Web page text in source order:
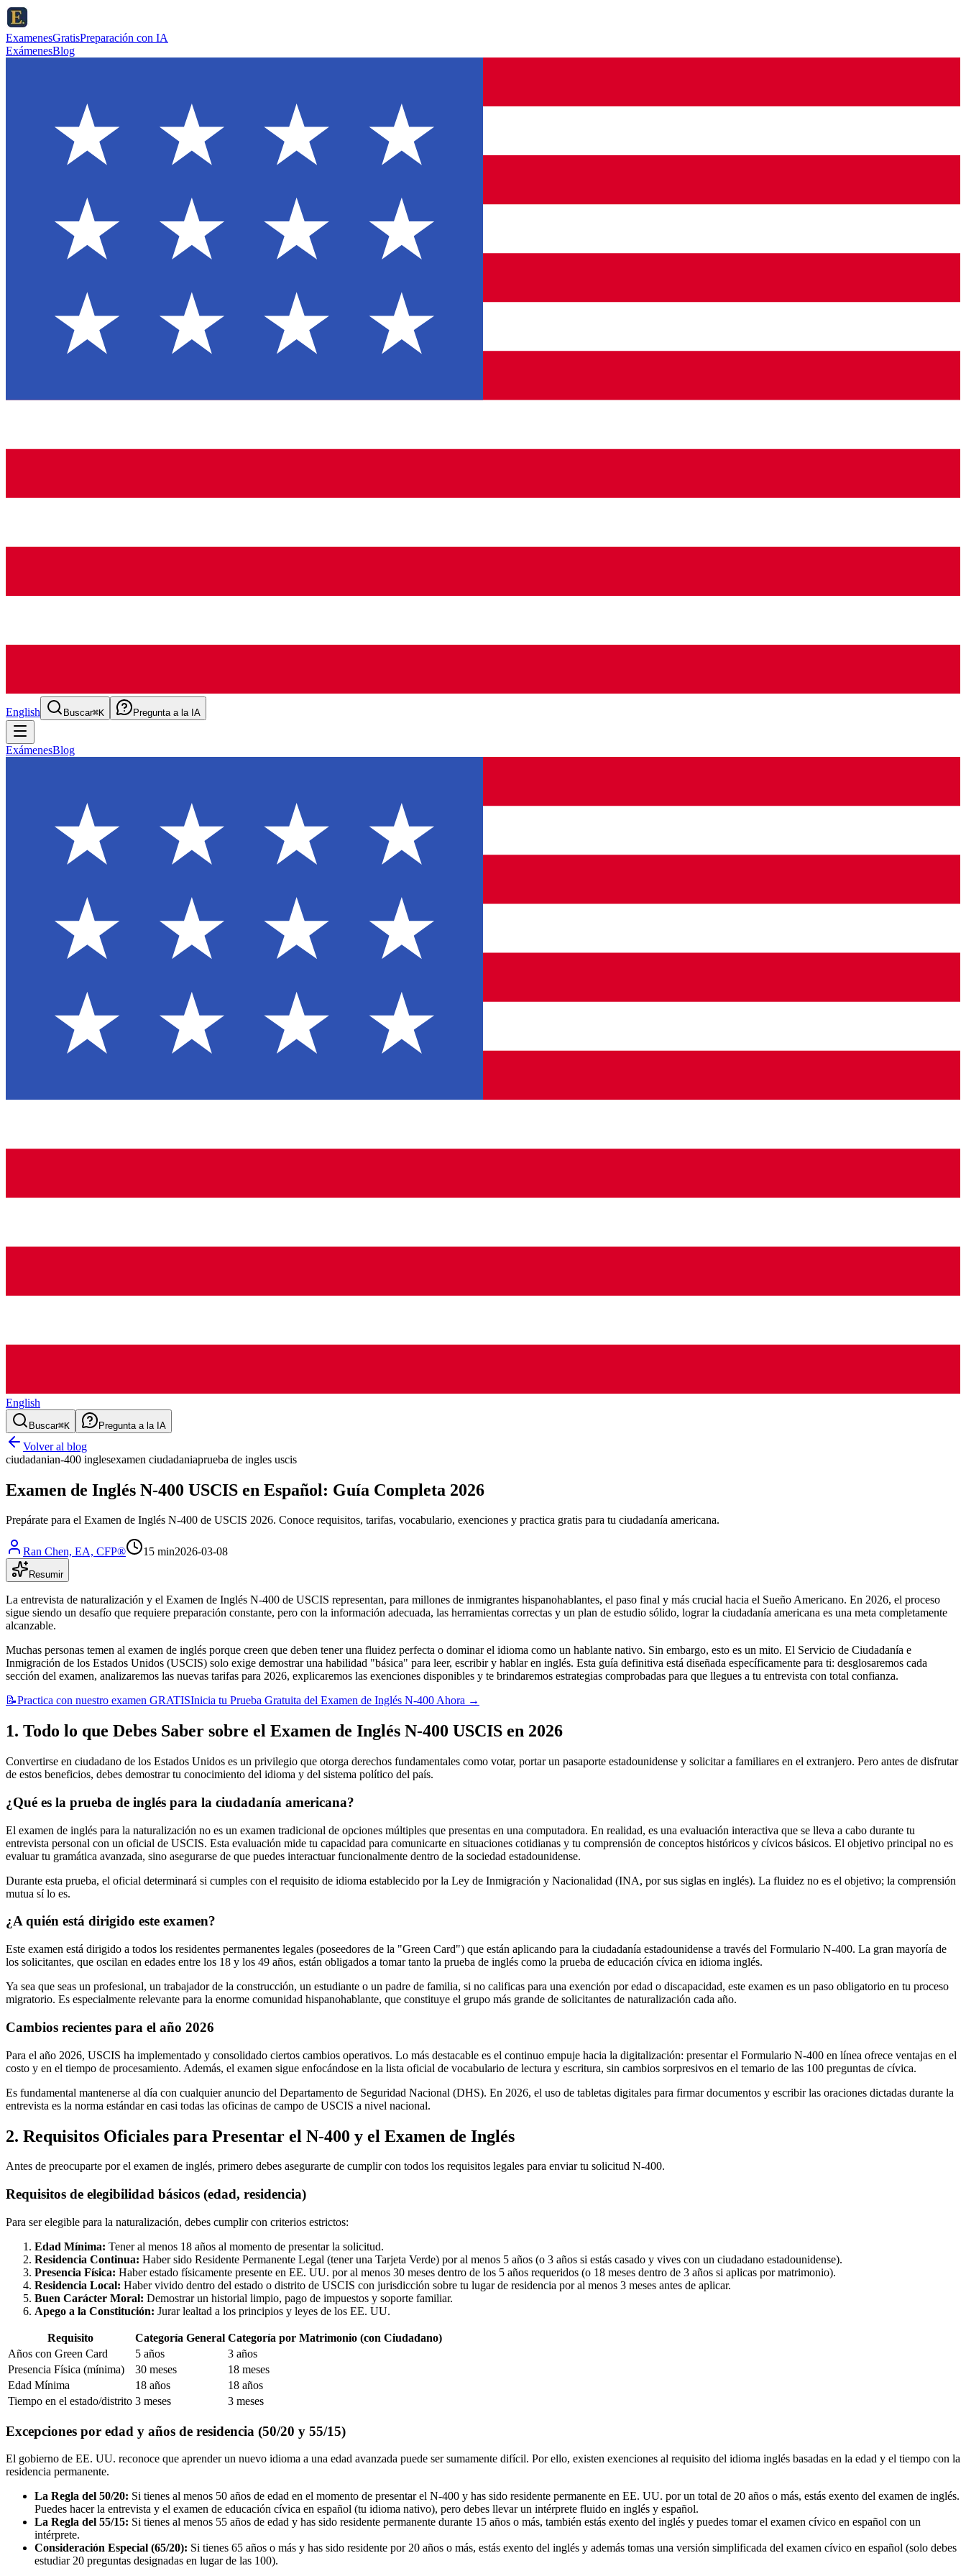
ExamenesGratisPreparación con IA
ExámenesBlog
English Buscar⌘K Pregunta a la IA
ExámenesBlog
English
Buscar⌘K Pregunta a la IA
Volver al blog
ciudadanian-400 inglesexamen ciudadaniaprueba de ingles uscis
Examen de Inglés N-400 USCIS en Español: Guía Completa 2026
Prepárate para el Examen de Inglés N-400 de USCIS 2026. Conoce requisitos, tarifas, vocabulario, exenciones y practica gratis para tu ciudadanía americana.
Ran Chen, EA, CFP® 15 min2026-03-08
Resumir
La entrevista de naturalización y el Examen de Inglés N-400 de USCIS representan, para millones de inmigrantes hispanohablantes, el paso final y más crucial hacia el Sueño Americano. En 2026, el proceso
sigue siendo un desafío que requiere preparación constante, pero con la información adecuada, las herramientas correctas y un plan de estudio sólido, lograr la ciudadanía americana es una meta completamente
alcanzable.
Muchas personas temen al examen de inglés porque creen que deben tener una fluidez perfecta o dominar el idioma como un hablante nativo. Sin embargo, esto es un mito. El Servicio de Ciudadanía e
Inmigración de los Estados Unidos (USCIS) solo exige demostrar una habilidad "básica" para leer, escribir y hablar en inglés. Esta guía definitiva está diseñada específicamente para ti: desglosaremos cada
sección del examen, analizaremos las nuevas tarifas para 2026, explicaremos las exenciones disponibles y te brindaremos estrategias comprobadas para que llegues a tu entrevista con total confianza.
📝Practica con nuestro examen GRATISInicia tu Prueba Gratuita del Examen de Inglés N-400 Ahora →
1. Todo lo que Debes Saber sobre el Examen de Inglés N-400 USCIS en 2026
Convertirse en ciudadano de los Estados Unidos es un privilegio que otorga derechos fundamentales como votar, portar un pasaporte estadounidense y solicitar a familiares en el extranjero. Pero antes de disfrutar
de estos beneficios, debes demostrar tu conocimiento del idioma y del sistema político del país.
¿Qué es la prueba de inglés para la ciudadanía americana?
El examen de inglés para la naturalización no es un examen tradicional de opciones múltiples que presentas en una computadora. En realidad, es una evaluación interactiva que se lleva a cabo durante tu
entrevista personal con un oficial de USCIS. Esta evaluación mide tu capacidad para comunicarte en situaciones cotidianas y tu comprensión de conceptos históricos y cívicos básicos. El objetivo principal no es
evaluar tu gramática avanzada, sino asegurarse de que puedes interactuar funcionalmente dentro de la sociedad estadounidense.
Durante esta prueba, el oficial determinará si cumples con el requisito de idioma establecido por la Ley de Inmigración y Nacionalidad (INA, por sus siglas en inglés). La fluidez no es el objetivo; la comprensión
mutua sí lo es.
¿A quién está dirigido este examen?
Este examen está dirigido a todos los residentes permanentes legales (poseedores de la "Green Card") que están aplicando para la ciudadanía estadounidense a través del Formulario N-400. La gran mayoría de
los solicitantes, que oscilan en edades entre los 18 y los 49 años, están obligados a tomar tanto la prueba de inglés como la prueba de educación cívica en idioma inglés.
Ya sea que seas un profesional, un trabajador de la construcción, un estudiante o un padre de familia, si no calificas para una exención por edad o discapacidad, este examen es un paso obligatorio en tu proceso
migratorio. Es especialmente relevante para la enorme comunidad hispanohablante, que constituye el grupo más grande de solicitantes de naturalización cada año.
Cambios recientes para el año 2026
Para el año 2026, USCIS ha implementado y consolidado ciertos cambios operativos. Lo más destacable es el continuo empuje hacia la digitalización: presentar el Formulario N-400 en línea ofrece ventajas en el
costo y en el tiempo de procesamiento. Además, el examen sigue enfocándose en la lista oficial de vocabulario de lectura y escritura, sin cambios sorpresivos en el temario de las 100 preguntas de cívica.
Es fundamental mantenerse al día con cualquier anuncio del Departamento de Seguridad Nacional (DHS). En 2026, el uso de tabletas digitales para firmar documentos y escribir las oraciones dictadas durante la
entrevista es la norma estándar en casi todas las oficinas de campo de USCIS a nivel nacional.
2. Requisitos Oficiales para Presentar el N-400 y el Examen de Inglés
Antes de preocuparte por el examen de inglés, primero debes asegurarte de cumplir con todos los requisitos legales para enviar tu solicitud N-400.
Requisitos de elegibilidad básicos (edad, residencia)
Para ser elegible para la naturalización, debes cumplir con criterios estrictos:
Edad Mínima: Tener al menos 18 años al momento de presentar la solicitud.
Residencia Continua: Haber sido Residente Permanente Legal (tener una Tarjeta Verde) por al menos 5 años (o 3 años si estás casado y vives con un ciudadano estadounidense).
Presencia Física: Haber estado físicamente presente en EE. UU. por al menos 30 meses dentro de los 5 años requeridos (o 18 meses dentro de 3 años si aplicas por matrimonio).
Residencia Local: Haber vivido dentro del estado o distrito de USCIS con jurisdicción sobre tu lugar de residencia por al menos 3 meses antes de aplicar.
Buen Carácter Moral: Demostrar un historial limpio, pago de impuestos y soporte familiar.
Apego a la Constitución: Jurar lealtad a los principios y leyes de los EE. UU.
Requisito Categoría General Categoría por Matrimonio (con Ciudadano)
Años con Green Card
5 años
3 años
Presencia Física (mínima)
30 meses
18 meses
Edad Mínima
18 años
18 años
Tiempo en el estado/distrito 3 meses 3 meses
Excepciones por edad y años de residencia (50/20 y 55/15)
El gobierno de EE. UU. reconoce que aprender un nuevo idioma a una edad avanzada puede ser sumamente difícil. Por ello, existen exenciones al requisito del idioma inglés basadas en la edad y el tiempo con la
residencia permanente.
La Regla del 50/20: Si tienes al menos 50 años de edad en el momento de presentar el N-400 y has sido residente permanente en EE. UU. por un total de 20 años o más, estás exento del examen de inglés.
Puedes hacer la entrevista y el examen de educación cívica en español (tu idioma nativo), pero debes llevar un intérprete fluido en inglés y español.
La Regla del 55/15: Si tienes al menos 55 años de edad y has sido residente permanente durante 15 años o más, también estás exento del inglés y puedes tomar el examen cívico en español con un
intérprete.
Consideración Especial (65/20): Si tienes 65 años o más y has sido residente por 20 años o más, estás exento del inglés y además tomas una versión simplificada del examen cívico en español (solo debes
estudiar 20 preguntas designadas en lugar de las 100).